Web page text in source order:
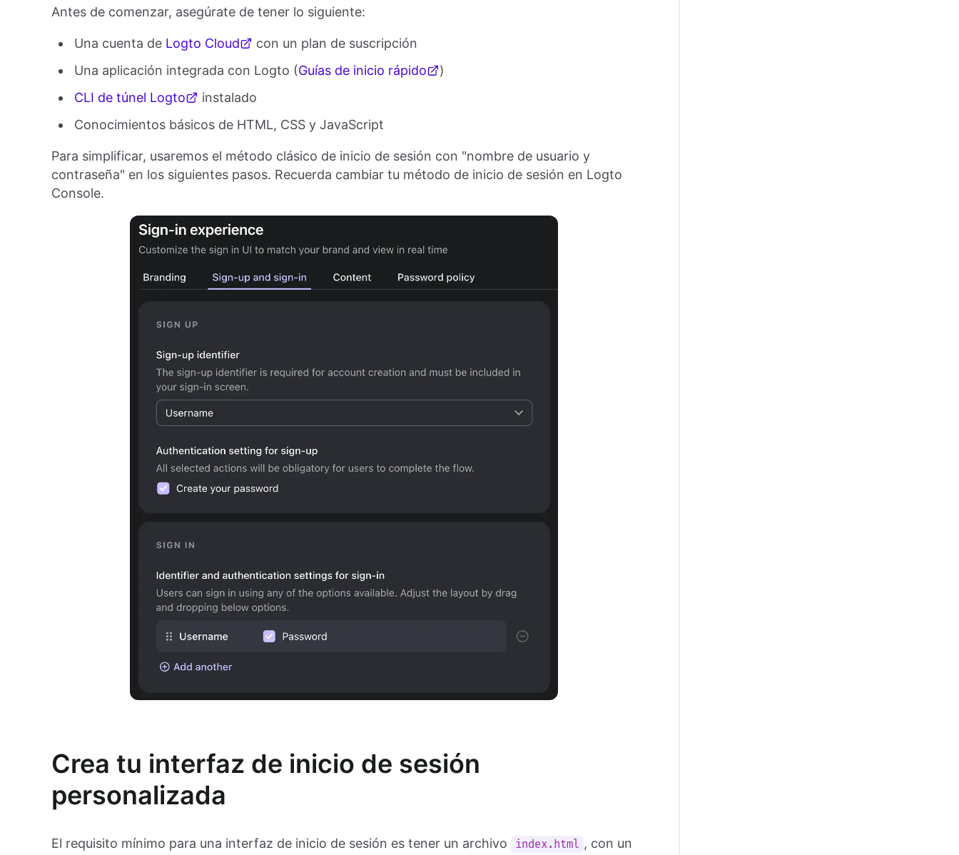
Antes de comenzar, asegúrate de tener lo siguiente:
Una cuenta de Logto Cloud
con un plan de suscripción
Una aplicación integrada con Logto (Guías de inicio rápido
)
CLI de túnel Logto
instalado
Conocimientos básicos de HTML, CSS y JavaScript
Para simplificar, usaremos el método clásico de inicio de sesión con "nombre de usuario y
contraseña" en los siguientes pasos. Recuerda cambiar tu método de inicio de sesión en Logto
Console.
Crea tu interfaz de inicio de sesión
personalizada
El requisito mínimo para una interfaz de inicio de sesión es tener un archivo index.html , con un